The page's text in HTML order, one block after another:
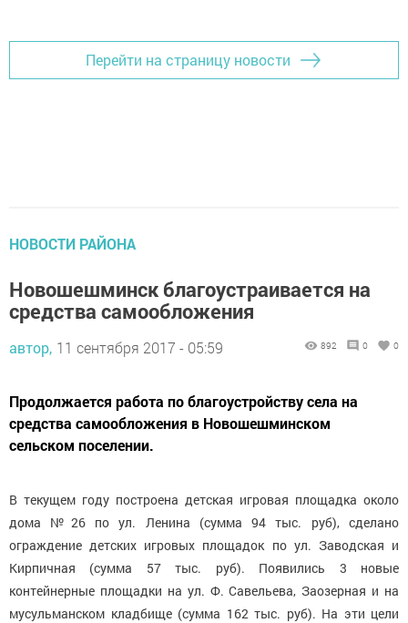
Перейти на страницу новости
НОВОСТИ РАЙОНА
Новошешминск благоустраивается на
средства самообложения
автор, 11 сентября 2017 - 05:59 892 0 0
Продолжается работа по благоустройству села на
средства самообложения в Новошешминском
сельском поселении.
В текущем году построена детская игровая площадка около
дома №26 по ул. Ленина (сумма 94 тыс. руб), сделано
ограждение детских игровых площадок по ул. Заводская и
Кирпичная (сумма 57 тыс. руб). Появились 3 новые
контейнерные площадки на ул. Ф. Савельева, Заозерная и на
мусульманском кладбище (сумма 162 тыс. руб). На эти цели